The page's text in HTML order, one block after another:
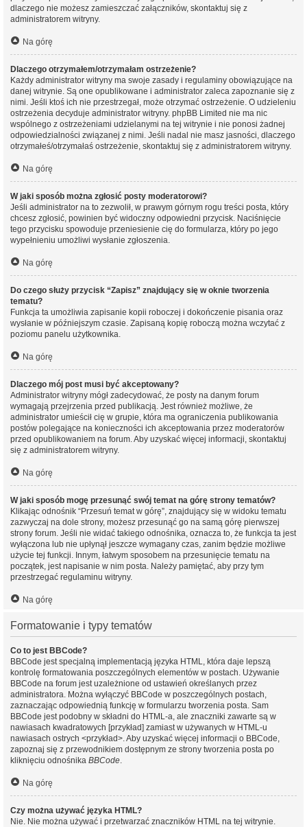
dlaczego nie możesz zamieszczać załączników, skontaktuj się z
administratorem witryny.
Na górę
Dlaczego otrzymałem/otrzymałam ostrzeżenie?
Każdy administrator witryny ma swoje zasady i regulaminy obowiązujące na
danej witrynie. Są one opublikowane i administrator zaleca zapoznanie się z
nimi. Jeśli ktoś ich nie przestrzegał, może otrzymać ostrzeżenie. O udzieleniu
ostrzeżenia decyduje administrator witryny. phpBB Limited nie ma nic
wspólnego z ostrzeżeniami udzielanymi na tej witrynie i nie ponosi żadnej
odpowiedzialności związanej z nimi. Jeśli nadal nie masz jasności, dlaczego
otrzymałeś/otrzymałaś ostrzeżenie, skontaktuj się z administratorem witryny.
Na górę
W jaki sposób można zgłosić posty moderatorowi?
Jeśli administrator na to zezwolił, w prawym górnym rogu treści posta, który
chcesz zgłosić, powinien być widoczny odpowiedni przycisk. Naciśnięcie
tego przycisku spowoduje przeniesienie cię do formularza, który po jego
wypełnieniu umożliwi wysłanie zgłoszenia.
Na górę
Do czego służy przycisk “Zapisz” znajdujący się w oknie tworzenia
tematu?
Funkcja ta umożliwia zapisanie kopii roboczej i dokończenie pisania oraz
wysłanie w późniejszym czasie. Zapisaną kopię roboczą można wczytać z
poziomu panelu użytkownika.
Na górę
Dlaczego mój post musi być akceptowany?
Administrator witryny mógł zadecydować, że posty na danym forum
wymagają przejrzenia przed publikacją. Jest również możliwe, że
administrator umieścił cię w grupie, która ma ograniczenia publikowania
postów polegające na konieczności ich akceptowania przez moderatorów
przed opublikowaniem na forum. Aby uzyskać więcej informacji, skontaktuj
się z administratorem witryny.
Na górę
W jaki sposób mogę przesunąć swój temat na górę strony tematów?
Klikając odnośnik “Przesuń temat w górę”, znajdujący się w widoku tematu
zazwyczaj na dole strony, możesz przesunąć go na samą górę pierwszej
strony forum. Jeśli nie widać takiego odnośnika, oznacza to, że funkcja ta jest
wyłączona lub nie upłynął jeszcze wymagany czas, zanim będzie możliwe
użycie tej funkcji. Innym, łatwym sposobem na przesunięcie tematu na
początek, jest napisanie w nim posta. Należy pamiętać, aby przy tym
przestrzegać regulaminu witryny.
Na górę
Formatowanie i typy tematów
Co to jest BBCode?
BBCode jest specjalną implementacją języka HTML, która daje lepszą
kontrolę formatowania poszczególnych elementów w postach. Używanie
BBCode na forum jest uzależnione od ustawień określanych przez
administratora. Można wyłączyć BBCode w poszczególnych postach,
zaznaczając odpowiednią funkcję w formularzu tworzenia posta. Sam
BBCode jest podobny w składni do HTML-a, ale znaczniki zawarte są w
nawiasach kwadratowych [przykład] zamiast w używanych w HTML-u
nawiasach ostrych <przykład>. Aby uzyskać więcej informacji o BBCode,
zapoznaj się z przewodnikiem dostępnym ze strony tworzenia posta po
kliknięciu odnośnika BBCode.
Na górę
Czy można używać języka HTML?
Nie. Nie można używać i przetwarzać znaczników HTML na tej witrynie.